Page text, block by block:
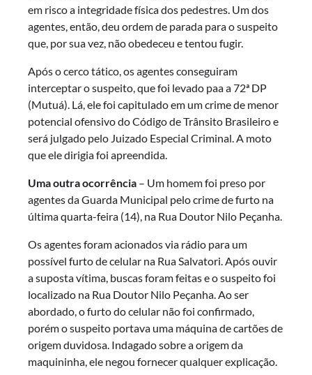
em risco a integridade física dos pedestres. Um dos
agentes, então, deu ordem de parada para o suspeito
que, por sua vez, não obedeceu e tentou fugir.
Após o cerco tático, os agentes conseguiram
interceptar o suspeito, que foi levado paa a 72ª DP
(Mutuá). Lá, ele foi capitulado em um crime de menor
potencial ofensivo do Código de Trânsito Brasileiro e
será julgado pelo Juizado Especial Criminal. A moto
que ele dirigia foi apreendida.
Uma outra ocorrência – Um homem foi preso por
agentes da Guarda Municipal pelo crime de furto na
última quarta-feira (14), na Rua Doutor Nilo Peçanha.
Os agentes foram acionados via rádio para um
possível furto de celular na Rua Salvatori. Após ouvir
a suposta vítima, buscas foram feitas e o suspeito foi
localizado na Rua Doutor Nilo Peçanha. Ao ser
abordado, o furto do celular não foi confirmado,
porém o suspeito portava uma máquina de cartões de
origem duvidosa. Indagado sobre a origem da
maquininha, ele negou fornecer qualquer explicação.